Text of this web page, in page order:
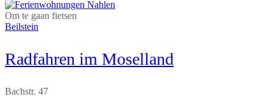
Om te gaan fietsen
Beilstein
Radfahren im Moselland
Bachstr. 47